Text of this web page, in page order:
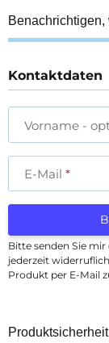
Kontaktdaten
Vorname -
E-Mail
Bitte senden Sie
jederzeit
Produkt per E-Mail
Produktsicherheit